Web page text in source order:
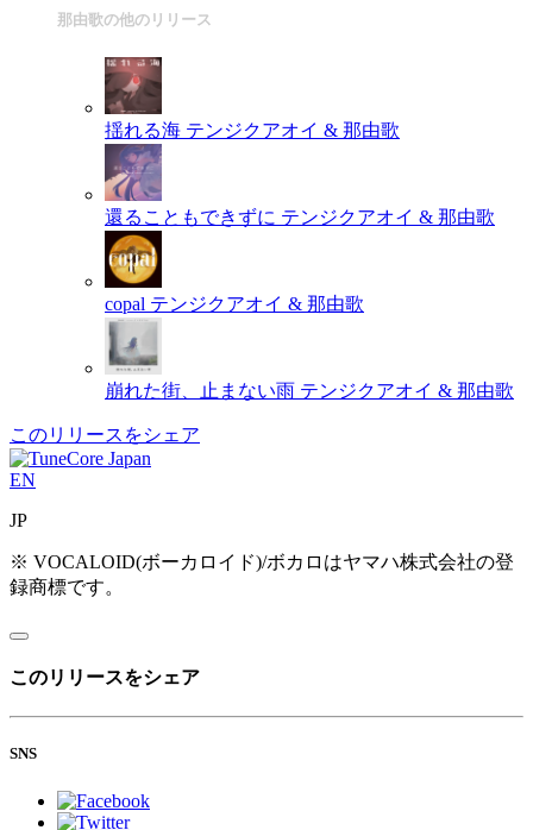
那由歌の他のリリース
揺れる海 テンジクアオイ & 那由歌
還ることもできずに テンジクアオイ & 那由歌
copal テンジクアオイ & 那由歌
崩れた街、止まない雨 テンジクアオイ & 那由歌
このリリースをシェア
EN
JP
※ VOCALOID(ボーカロイド)/ボカロはヤマハ株式会社の登
録商標です。
このリリースをシェア
SNS